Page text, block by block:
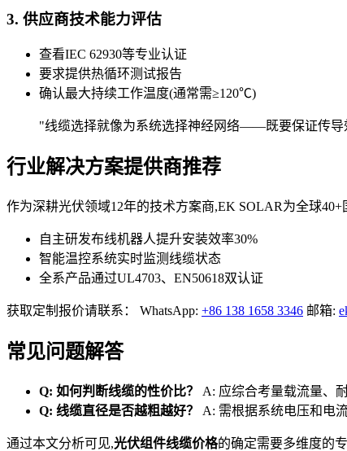
3. 供应商技术能力评估
查看IEC 62930等专业认证
要求提供热循环测试报告
确认最大持续工作温度(通常需≥120℃)
"线缆选择就像为系统选择神经网络——既要保证传
行业解决方案提供商推荐
作为深耕光伏领域12年的技术方案商,EK SOLAR为全球40+
自主研发布线机器人提升安装效率30%
智能温控系统实时监测线缆状态
全系产品通过UL4703、EN50618双认证
获取定制报价请联系： WhatsApp: +86 138 1658 3346 邮箱:
常见问题解答
Q: 如何判断线缆的性价比？
A: 应综合考量载流量、
Q: 线缆直径是否越粗越好？
A: 需根据系统电压和电
通过本文分析可见,光伏组件线缆价格的确定需要多维度的